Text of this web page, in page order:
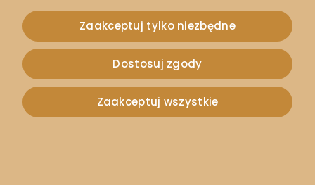
Zaakceptuj tylko niezbędne
Dostosuj zgody
Zaakceptuj wszystkie